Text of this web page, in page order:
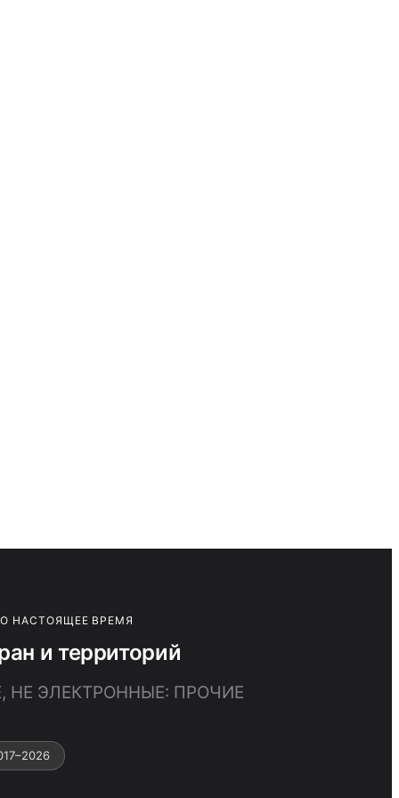
НАСТОЯЩЕЕ ВРЕМЯ
и территорий
НЕ ЭЛЕКТРОННЫЕ: ПРОЧИЕ